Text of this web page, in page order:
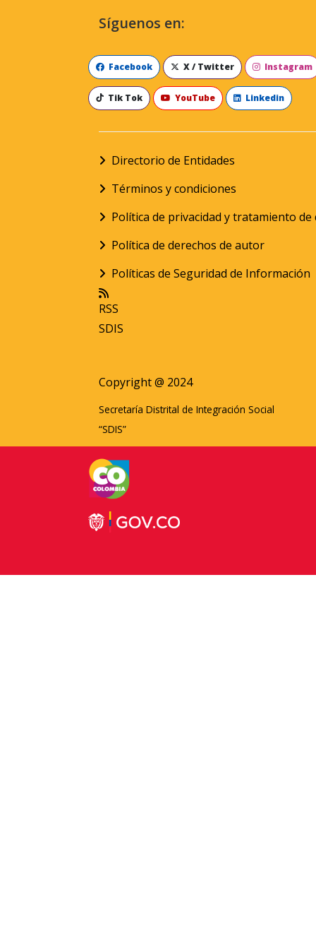
Síguenos en:
Facebook X / Twitter Instagram
Tik Tok YouTube Linkedin
Directorio de Entidades
Términos y condiciones
Política de privacidad y tratamiento
Política de derechos de autor
Políticas de Seguridad de Información
RSS
SDIS
Copyright @ 2024
Secretaría Distrital de Integración Social
“SDIS”